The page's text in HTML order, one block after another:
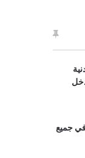
في جميع